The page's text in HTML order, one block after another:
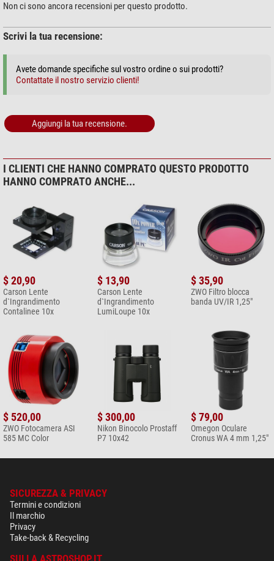
Non ci sono ancora recensioni per questo prodotto.
Scrivi la tua recensione:
Avete domande specifiche sul vostro ordine o sui prodotti?
Contattate il nostro servizio clienti!
Aggiungi la tua recensione.
I CLIENTI CHE HANNO COMPRATO QUESTO PRODOTTO
HANNO COMPRATO ANCHE...
$ 20,90
Carson Lente
d`Ingrandimento
Contalinee 10x
$ 13,90
Carson Lente
d`Ingrandimento
LumiLoupe 10x
$ 35,90
ZWO Filtro blocca
banda UV/IR 1,25"
$ 520,00
ZWO Fotocamera ASI
585 MC Color
$ 300,00
Nikon Binocolo Prostaff
P7 10x42
$ 79,00
Omegon Oculare
Cronus WA 4 mm 1,25"
SICUREZZA & PRIVACY
Termini e condizioni
Il marchio
Privacy
Take-back & Recycling